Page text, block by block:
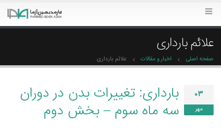
علائم بارداری
صفحه اصلی اخبار و مقالات علائم بارداری
۰۳
مهر
بارداری: تغییرات بدن در دوران
سه ماه سوم – بخش دوم